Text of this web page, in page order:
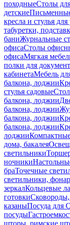
походныеСтолы
детские
кресла и стулья
табуретки,
баниЖурнальные
офисаСтолы
офисаМягкая
полки для
кабинетаМебель
балкона, лоджии
стулья садовые
балкона, лоджии
балкона, лоджии
балкона, лоджии
балкона, лоджии
лоджии
дома, бакалея
светильники
ночники
браТочечные
светильники,
зеркалКольцевые
готовки
казаныПосуда для
посуды
шторы, римские